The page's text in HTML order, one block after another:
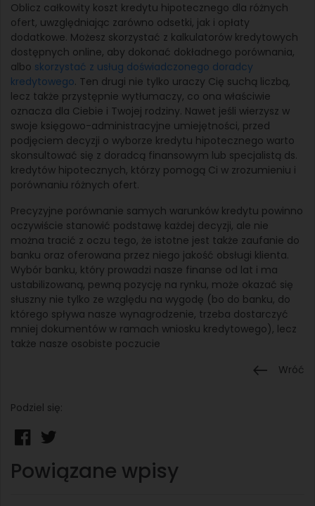
Oblicz całkowity koszt kredytu hipotecznego dla różnych
ofert, uwzględniając zarówno odsetki, jak i opłaty
dodatkowe. Możesz skorzystać z kalkulatorów kredytowych
dostępnych online, aby dokonać dokładnego porównania,
albo skorzystać z usług doświadczonego doradcy
kredytowego. Ten drugi nie tylko uraczy Cię suchą liczbą,
lecz także przystępnie wytłumaczy, co ona właściwie
oznacza dla Ciebie i Twojej rodziny. Nawet jeśli wierzysz w
swoje księgowo-administracyjne umiejętności, przed
podjęciem decyzji o wyborze kredytu hipotecznego warto
skonsultować się z doradcą finansowym lub specjalistą ds.
kredytów hipotecznych, którzy pomogą Ci w zrozumieniu i
porównaniu różnych ofert.
Precyzyjne porównanie samych warunków kredytu powinno
oczywiście stanowić podstawę każdej decyzji, ale nie
można tracić z oczu tego, że istotne jest także zaufanie do
banku oraz oferowana przez niego jakość obsługi klienta.
Wybór banku, który prowadzi nasze finanse od lat i ma
ustabilizowaną, pewną pozycję na rynku, może okazać się
słuszny nie tylko ze względu na wygodę (bo do banku, do
którego spływa nasze wynagrodzenie, trzeba dostarczyć
mniej dokumentów w ramach wniosku kredytowego), lecz
także nasze osobiste poczucie
Wróć
Podziel się:
Powiązane wpisy